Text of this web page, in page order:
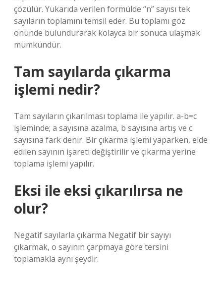
çözülür. Yukarıda verilen formülde “n” sayısı tek
sayıların toplamını temsil eder. Bu toplamı göz
önünde bulundurarak kolayca bir sonuca ulaşmak
mümkündür.
Tam sayılarda çıkarma
işlemi nedir?
Tam sayıların çıkarılması toplama ile yapılır. a-b=c
işleminde; a sayısına azalma, b sayısına artış ve c
sayısına fark denir. Bir çıkarma işlemi yaparken, elde
edilen sayının işareti değiştirilir ve çıkarma yerine
toplama işlemi yapılır.
Eksi ile eksi çıkarılırsa ne
olur?
Negatif sayılarla çıkarma Negatif bir sayıyı
çıkarmak, o sayının çarpmaya göre tersini
toplamakla aynı şeydir.